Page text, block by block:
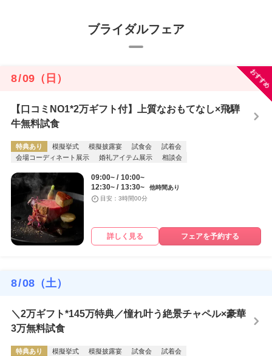
ブライダルフェア
おすすめ
8/09 （日）
【口コミNO1*2万ギフト付】上質なおもてなし×飛騨
牛無料試食
特典あり 模擬挙式 模擬披露宴 試食会
試着会
会場コーディネート展示
婚礼アイテム展示 相談会
09:00~
10:00~
12:30~
13:30~
他時間あり
目安：3時間00分
詳しく見る フェアを予約する
8/08 （土）
＼2万ギフト*145万特典／憧れ叶う絶景チャペル×豪華
3万無料試食
特典あり 模擬挙式 模擬披露宴 試食会
試着会